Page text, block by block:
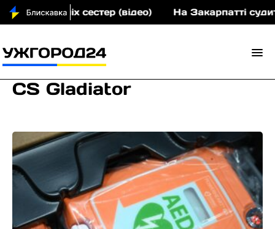
сестер (відео) На Закарпатті
CS Gladiator